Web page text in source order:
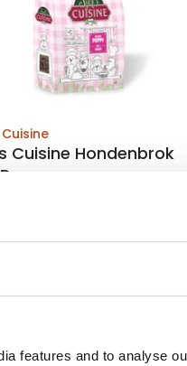
features and to analyse
Cuisine Hondenbrok